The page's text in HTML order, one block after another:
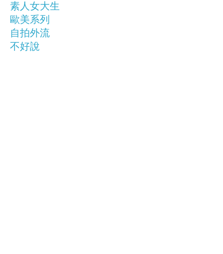
素人女大生
歐美系列
自拍外流
不好說